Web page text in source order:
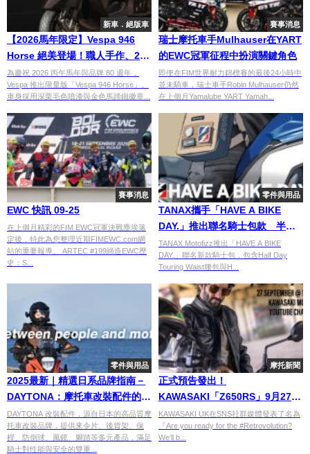
新車．絕版車
【2026馬年限定】Vespa 946
Horse 絕美登場！職人手作、220
萬日圓打造的藝術級速克達/電單
車
為慶祝 2026 丙午馬年與品牌 80 週年，
Vespa 推出限量版「Vespa 946 Horse」。
車身採用深栗毛色噴漆與金色馬蹄鐵徽章...
賽事消息
瑞士摩托車手Mulhauser在YART
的EWC冠軍征程中扮演關鍵角色
即便在FIM世界耐力錦標賽的最後24小時中
並未騎車，瑞士車手Robin Mulhauser仍然
在上個月Yamalube YART Yamah...
賽事消息
EWC 快訊 09-25
在上個月精彩的FIM EWC冠軍決戰塵埃落
定後，特此為您整理近期FIMEWC.com網
站的重要報導。 ARTEC #199締造EWC歷
史：S...
零件與用品
TANAX攜手「HAVE A BIKE
DAY.」推出聯名騎士包款 半日
旅行腰包與防水腿包同步登場
TANAX Motofizz推出「HAVE A BIKE
DAY.」聯名新款騎士包，包含Half Day
Touring Waist腰包與H...
零件與用品
2025最新｜精選日系品牌指南－
DAYTONA：摩托車改裝配件的領
航者
DAYTONA 改裝配件，源自日本的高品質摩
托車改裝品牌，提供來令片、後貨架、保
桿、防倒球、風鏡、腳踏等多元產品，滿足
騎士對性能與安全的雙重...
摩托新聞
正式預告發出！
KAWASAKI「Z650RS」9月27日
登場
KAWASAKI UK在SNS社群媒體發表了名為
『Are you ready for the #Retrovolution?
We’ll b...